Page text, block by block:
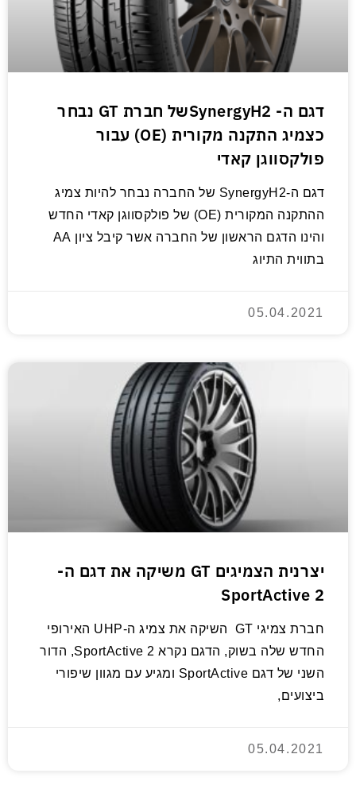
דגם ה- SynergyH2של חברת GT נבחר
כצמיג התקנה מקורית (OE) עבור
פולקסווגן קאדי
דגם ה-SynergyH2 של החברה נבחר להיות צמיג
ההתקנה המקורית (OE) של פולקסווגן קאדי החדש
והינו הדגם הראשון של החברה אשר קיבל ציון AA
בתווית התיוג
05.04.2021
יצרנית הצמיגים GT משיקה את דגם ה-
SportActive 2
חברת צמיגי GT השיקה את צמיג ה-UHP האירופי
החדש שלה בשוק, הדגם נקרא SportActive 2, הדור
השני של דגם SportActive ומגיע עם מגוון שיפורי
ביצועים,
05.04.2021